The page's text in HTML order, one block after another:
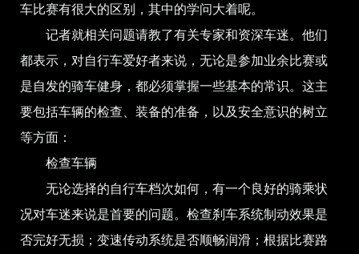
车比赛有很大的区别，其中的学问大着呢。
记者就相关问题请教了有关专家和资深车迷。他们
都表示，对自行车爱好者来说，无论是参加业余比赛或
是自发的骑车健身，都必须掌握一些基本的常识。这主
要包括车辆的检查、装备的准备，以及安全意识的树立
等方面：
检查车辆
无论选择的自行车档次如何，有一个良好的骑乘状
况对车迷来说是首要的问题。检查刹车系统制动效果是
否完好无损；变速传动系统是否顺畅润滑；根据比赛路